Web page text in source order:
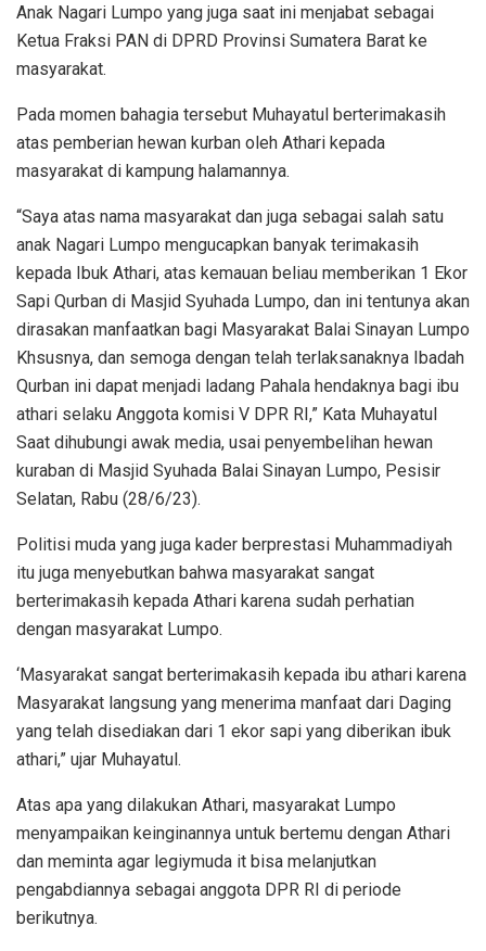
Anak Nagari Lumpo yang juga saat ini menjabat sebagai
Ketua Fraksi PAN di DPRD Provinsi Sumatera Barat ke
masyarakat.
Pada momen bahagia tersebut Muhayatul berterimakasih
atas pemberian hewan kurban oleh Athari kepada
masyarakat di kampung halamannya.
“Saya atas nama masyarakat dan juga sebagai salah satu
anak Nagari Lumpo mengucapkan banyak terimakasih
kepada Ibuk Athari, atas kemauan beliau memberikan 1 Ekor
Sapi Qurban di Masjid Syuhada Lumpo, dan ini tentunya akan
dirasakan manfaatkan bagi Masyarakat Balai Sinayan Lumpo
Khsusnya, dan semoga dengan telah terlaksanaknya Ibadah
Qurban ini dapat menjadi ladang Pahala hendaknya bagi ibu
athari selaku Anggota komisi V DPR RI,” Kata Muhayatul
Saat dihubungi awak media, usai penyembelihan hewan
kuraban di Masjid Syuhada Balai Sinayan Lumpo, Pesisir
Selatan, Rabu (28/6/23).
Politisi muda yang juga kader berprestasi Muhammadiyah
itu juga menyebutkan bahwa masyarakat sangat
berterimakasih kepada Athari karena sudah perhatian
dengan masyarakat Lumpo.
‘Masyarakat sangat berterimakasih kepada ibu athari karena
Masyarakat langsung yang menerima manfaat dari Daging
yang telah disediakan dari 1 ekor sapi yang diberikan ibuk
athari,” ujar Muhayatul.
Atas apa yang dilakukan Athari, masyarakat Lumpo
menyampaikan keinginannya untuk bertemu dengan Athari
dan meminta agar legiymuda it bisa melanjutkan
pengabdiannya sebagai anggota DPR RI di periode
berikutnya.